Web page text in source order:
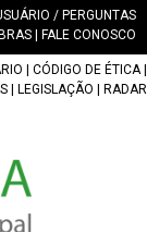
/ PERGUNTAS
FALE CONOSCO
CÓDIGO DE ÉTICA|
LEGISLAÇÃO RADAR